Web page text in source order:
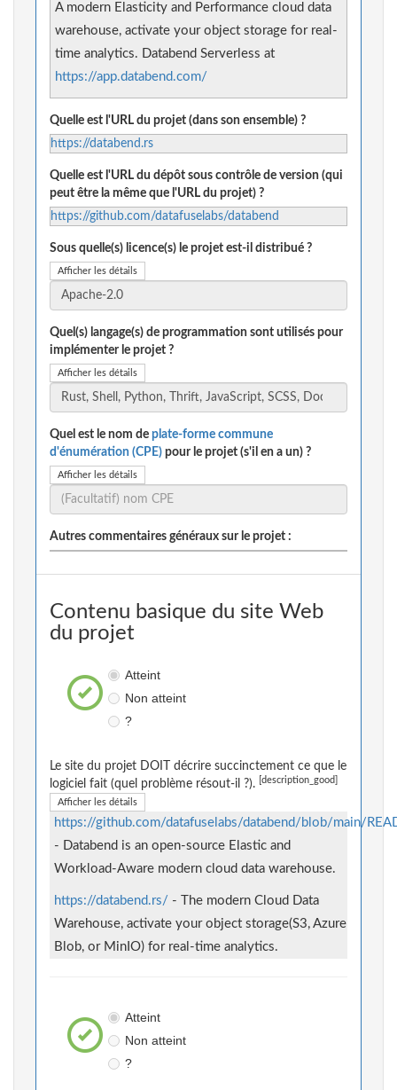
A modern Elasticity and Performance cloud data
warehouse, activate your object storage for real-
time analytics. Databend Serverless at
https://app.databend.com/
Quelle est l'URL du projet (dans son ensemble) ?
https://databend.rs
Quelle est l'URL du dépôt sous contrôle de version (qui
peut être la même que l'URL du projet) ?
https://github.com/datafuselabs/databend
Sous quelle(s) licence(s) le projet est-il distribué ?
Afficher les détails
Quel(s) langage(s) de programmation sont utilisés pour
implémenter le projet ?
Afficher les détails
Quel est le nom de plate-forme commune
d'énumération (CPE) pour le projet (s'il en a un) ?
Afficher les détails
Autres commentaires généraux sur le projet :
Contenu basique du site Web
du projet
Atteint
Non atteint
?
Le site du projet DOIT décrire succinctement ce que le
logiciel fait (quel problème résout-il ?).
[description_good]
Afficher les détails
https://github.com/datafuselabs/databend/blob/main/
- Databend is an open-source Elastic and
Workload-Aware modern cloud data warehouse.
https://databend.rs/ - The modern Cloud Data
Warehouse, activate your object storage(S3, Azure
Blob, or MinIO) for real-time analytics.
Atteint
Non atteint
?